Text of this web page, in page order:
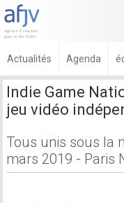
Actualités Agenda
Indie Game
jeu vidéo
Tous unis sous la
mars 2019 - Paris